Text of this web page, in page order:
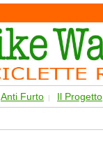
Anti Furto | Il Progetto